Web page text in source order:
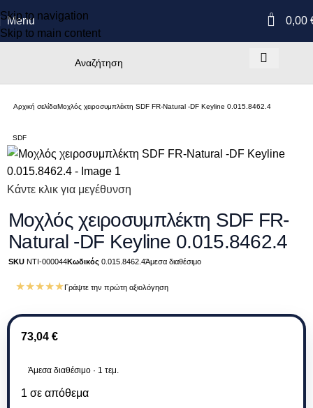
Skip to navigation
Skip to main content
Menu 0 0,00
Αρχική σελίδαΜοχλός χειροσυμπλέκτη SDF FR-Natural -DF Keyline 0.015.8462.4
SDF
Κάντε κλικ για μεγέθυνση
Μοχλός χειροσυμπλέκτη SDF FR-
Natural -DF Keyline 0.015.8462.4
SKU NTI-000044Κωδικός 0.015.8462.4Άμεσα διαθέσιμο
★★★★★ Γράψτε την πρώτη αξιολόγηση
73,04 €
Άμεσα διαθέσιμο · 1 τεμ.
1 σε απόθεμα